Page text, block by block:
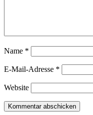
Name *
E-Mail-Adresse *
Website